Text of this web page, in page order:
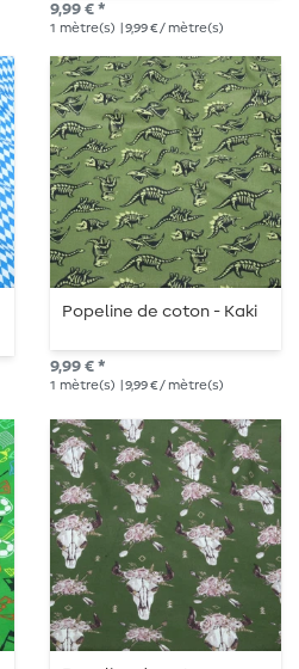
9,99 € *
1 mètre(s) | 9,99 € / mètre(s)
Popeline de coton - Kaki
9,99 € *
1 mètre(s) | 9,99 € / mètre(s)